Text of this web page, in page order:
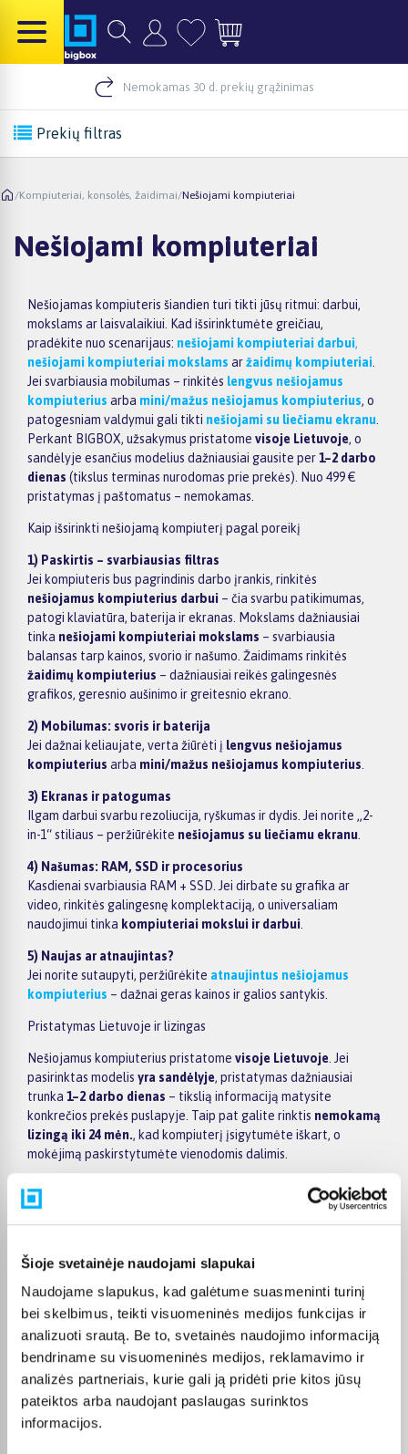
Šioje svetainėje naudojami slapukai
Naudojame slapukus, kad galėtume suasmeninti turinį
bei skelbimus, teikti visuomeninės medijos funkcijas ir
analizuoti srautą. Be to, svetainės naudojimo informaciją
bendriname su visuomeninės medijos, reklamavimo ir
analizės partneriais, kurie gali ją pridėti prie kitos jūsų
pateiktos arba naudojant paslaugas surinktos
informacijos.
Nemokamas 30 d. prekių grąžinimas
Prekių filtras
/Kompiuteriai, konsolės, žaidimai/Nešiojami kompiuteriai
Nešiojami kompiuteriai
Nešiojamas kompiuteris šiandien turi tikti jūsų ritmui: darbui,
mokslams ar laisvalaikiui. Kad išsirinktumėte greičiau,
pradėkite nuo scenarijaus: nešiojami kompiuteriai darbui,
nešiojami kompiuteriai mokslams aržaidimų kompiuteriai
Jei svarbiausia mobilumas – rinkitės lengvus nešiojamus
kompiuterius arba mini/mažus nešiojamus kompiuterius, o
patogesniam valdymui gali tikti nešiojami su liečiamu ekranu
Perkant BIGBOX, užsakymus pristatome visoje Lietuvoje, o
sandėlyje esančius modelius dažniausiai gausite per1–2 darbo
dienas (tikslus terminas nurodomas prie prekės). Nuo 499 €
pristatymas į paštomatus – nemokamas.
Kaip išsirinkti nešiojamą kompiuterį pagal poreikį
1) Paskirtis – svarbiausias filtras
Jei kompiuteris bus pagrindinis darbo įrankis, rinkitės
nešiojamus kompiuterius darbui – čia svarbu patikimumas,
patogi klaviatūra, baterija ir ekranas. Mokslams dažniausiai
tinka nešiojami kompiuteriai mokslams – svarbiausia
balansas tarp kainos, svorio ir našumo. Žaidimams rinkitės
žaidimų kompiuterius – dažniausiai reikės galingesnės
grafikos, geresnio aušinimo ir greitesnio ekrano.
2) Mobilumas: svoris ir baterija
Jei dažnai keliaujate, verta žiūrėti į lengvus nešiojamus
kompiuterius arba mini/mažus nešiojamus kompiuterius
3) Ekranas ir patogumas
Ilgam darbui svarbu rezoliucija, ryškumas ir dydis. Jei norite „2-
in-1“ stiliaus – peržiūrėkite nešiojamus su liečiamu ekranu
4) Našumas: RAM, SSD ir procesorius
Kasdienai svarbiausia RAM + SSD. Jei dirbate su grafika ar
video, rinkitės galingesnę komplektaciją, o universaliam
naudojimui tinka kompiuteriai mokslui ir darbui
5) Naujas ar atnaujintas?
Jei norite sutaupyti, peržiūrėkite atnaujintus nešiojamus
kompiuterius – dažnai geras kainos ir galios santykis.
Pristatymas Lietuvoje ir lizingas
Nešiojamus kompiuterius pristatome visoje Lietuvoje . Jei
pasirinktas modelis yra sandėlyje, pristatymas dažniausiai
trunka 1–2 darbo dienas – tikslią informaciją matysite
konkrečios prekės puslapyje. Taip pat galite rinktis nemokamą
lizingą iki 24 mėn., kad kompiuterį įsigytumėte iškart, o
mokėjimą paskirstytumėte vienodomis dalimis.
Populiarūs gamintojai
DELL
Acer MSI, o AI funkcijų ieškantiems –
Pirkėjų atsiliepimai apie prekes
Jaunius P.